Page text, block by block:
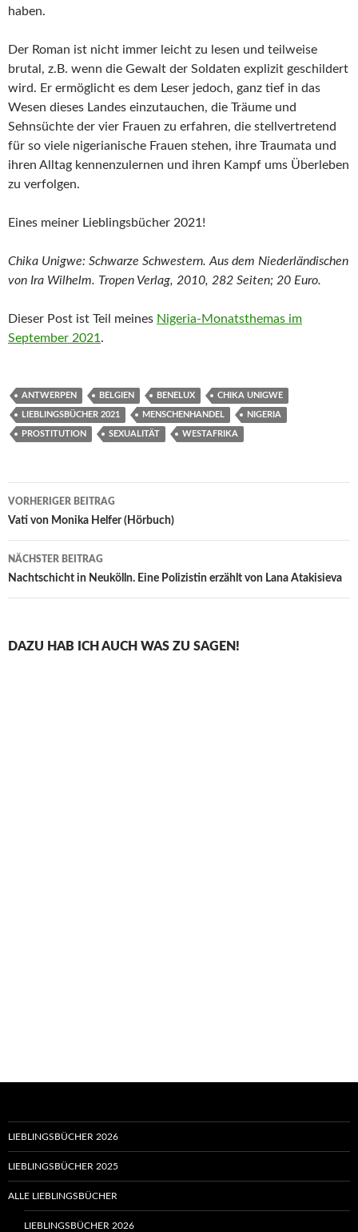
haben.
Der Roman ist nicht immer leicht zu lesen und teilweise
brutal, z.B. wenn die Gewalt der Soldaten explizit geschildert
wird. Er ermöglicht es dem Leser jedoch, ganz tief in das
Wesen dieses Landes einzutauchen, die Träume und
Sehnsüchte der vier Frauen zu erfahren, die stellvertretend
für so viele nigerianische Frauen stehen, ihre Traumata und
ihren Alltag kennenzulernen und ihren Kampf ums Überleben
zu verfolgen.
Eines meiner Lieblingsbücher 2021!
Chika Unigwe: Schwarze Schwestern. Aus dem Niederländischen
von Ira Wilhelm. Tropen Verlag, 2010, 282 Seiten; 20 Euro.
Dieser Post ist Teil meines Nigeria-Monatsthemas im
September 2021 .
ANTWERPEN BELGIEN BENELUX CHIKA UNIGWE
LIEBLINGSBÜCHER 2021 MENSCHENHANDEL NIGERIA
PROSTITUTION SEXUALITÄT WESTAFRIKA
Beitragsnavigation
VORHERIGER BEITRAG
Vati von Monika Helfer (Hörbuch)
NÄCHSTER BEITRAG
Nachtschicht in Neukölln. Eine Polizistin erzählt von Lana Atakisieva
DAZU HAB ICH AUCH WAS ZU SAGEN!
LIEBLINGSBÜCHER 2026
LIEBLINGSBÜCHER 2025
ALLE LIEBLINGSBÜCHER
LIEBLINGSBÜCHER 2026